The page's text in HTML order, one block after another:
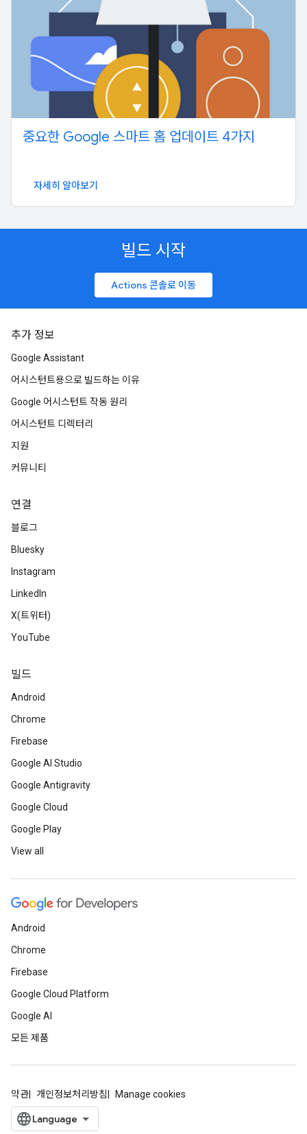
중요한 Google 스마트 홈 업데이트 4가지
자세히 알아보기
빌드 시작
Actions 콘솔로 이동
추가 정보
Google Assistant
어시스턴트용으로 빌드하는 이유
Google 어시스턴트 작동 원리
어시스턴트 디렉터리
지원
커뮤니티
연결
블로그
Bluesky
Instagram
LinkedIn
X(트위터)
YouTube
빌드
Android
Chrome
Firebase
Google AI Studio
Google Antigravity
Google Cloud
Google Play
View all
Android
Chrome
Firebase
Google Cloud Platform
Google AI
모든 제품
약관 개인정보처리방침 Manage cookies